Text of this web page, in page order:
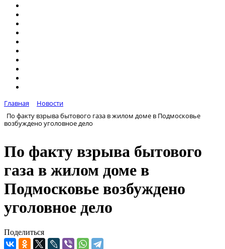
Главная
Новости
По факту взрыва бытового газа в жилом доме в Подмосковье
возбуждено уголовное дело
По факту взрыва бытового
газа в жилом доме в
Подмосковье возбуждено
уголовное дело
Поделиться